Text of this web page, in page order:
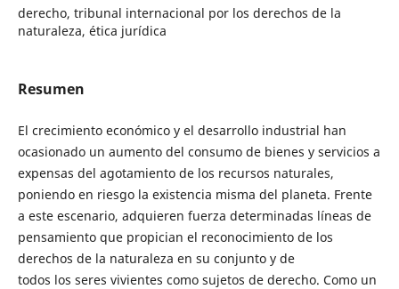
derecho, tribunal internacional por los derechos de la
naturaleza, ética jurídica
Resumen
El crecimiento económico y el desarrollo industrial han
ocasionado un aumento del consumo de bienes y servicios a
expensas del agotamiento de los recursos naturales,
poniendo en riesgo la existencia misma del planeta. Frente
a este escenario, adquieren fuerza determinadas líneas de
pensamiento que propician el reconocimiento de los
derechos de la naturaleza en su conjunto y de
todos los seres vivientes como sujetos de derecho. Como un